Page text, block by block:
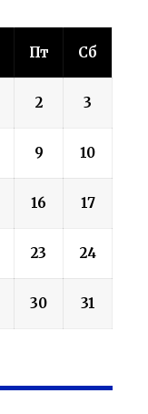
Пт Сб
2 3
9 10
16 17
23 24
30 31